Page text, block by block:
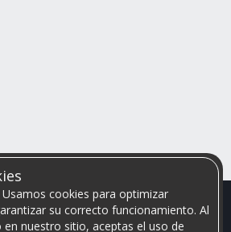
Usamos cookies para optimizar
su correcto funcionamiento. Al
nuestro sitio, aceptas el uso de